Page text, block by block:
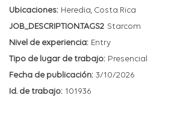
Heredia, Costa Rica
Starcom
Entry
Presencial
3/10/2026
101936